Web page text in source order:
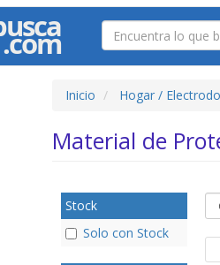
Inicio Hogar /
Material de
Stock
Solo con Stock